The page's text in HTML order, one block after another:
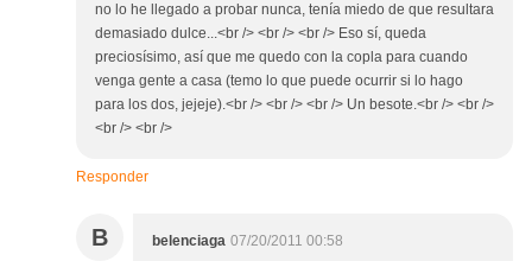
no lo he llegado a probar nunca, tenía miedo de que resultara
demasiado dulce...<br /> <br /> <br /> Eso sí, queda
preciosísimo, así que me quedo con la copla para cuando
venga gente a casa (temo lo que puede ocurrir si lo hago
para los dos, jejeje).<br /> <br /> <br /> Un besote.<br /> <br />
<br /> <br />
Responder
B belenciaga 07/20/2011 00:58